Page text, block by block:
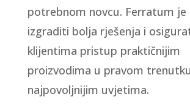
potrebnom novcu. Ferratum je
izgraditi bolja rješenja i
klijentima pristup praktičnijim
proizvodima u pravom
najpovoljnijim uvjetima.